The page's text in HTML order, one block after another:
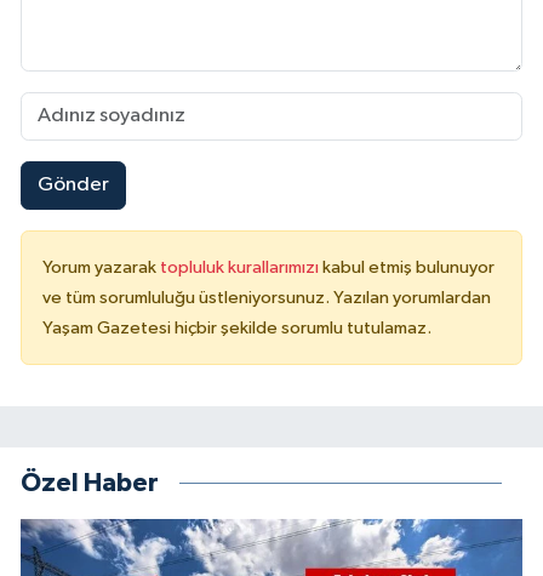
Gönder
Yorum yazarak topluluk kurallarımızı kabul etmiş bulunuyor
ve tüm sorumluluğu üstleniyorsunuz. Yazılan yorumlardan
Yaşam Gazetesi hiçbir şekilde sorumlu tutulamaz.
Özel Haber